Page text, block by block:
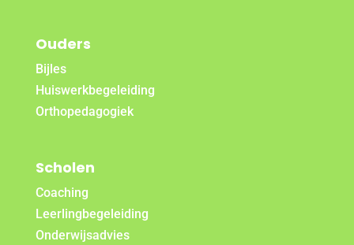
Ouders
Bijles
Huiswerkbegeleiding
Orthopedagogiek
Scholen
Coaching
Leerlingbegeleiding
Onderwijsadvies